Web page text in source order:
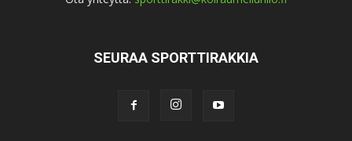
SEURAA SPORTTIRAKKIA